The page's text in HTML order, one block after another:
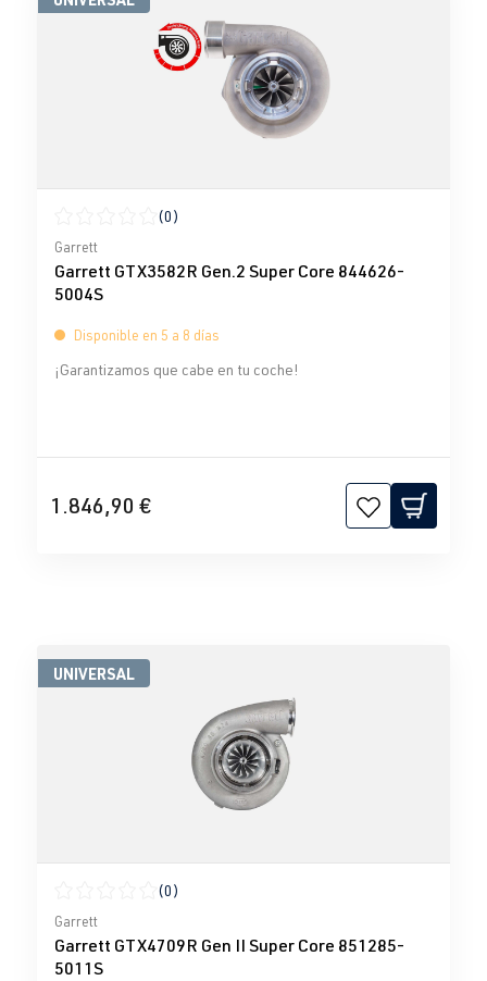
Calificación promedio de 0 de 5 estrellas
(0)
Garrett
Garrett GTX3582R Gen.2 Super Core 844626-
5004S
Disponible en 5 a 8 días
¡Garantizamos que cabe en tu coche!
1.846,90 €
UNIVERSAL
Calificación promedio de 0 de 5 estrellas
(0)
Garrett
Garrett GTX4709R Gen II Super Core 851285-
5011S